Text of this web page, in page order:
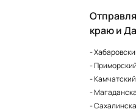
краю и
-
-
-
-
-